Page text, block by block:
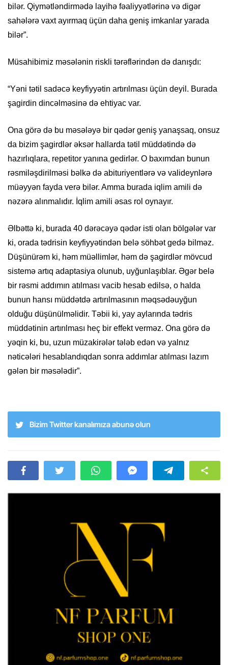
bilər. Qiymətləndirmədə layihə fəaliyyətlərinə və digər
sahələrə vaxt ayırmaq üçün daha geniş imkanlar yarada
bilər”.
Müsahibimiz məsələnin riskli tərəflərindən də danışdı:
“Yəni tətil sadəcə keyfiyyətin artırılması üçün deyil. Burada
şagirdin dincəlməsinə də ehtiyac var.
Ona görə də bu məsələyə bir qədər geniş yanaşsaq, onsuz
da bizim şagirdlər əksər hallarda tətil müddətində də
hazırlıqlara, repetitor yanına gedirlər. O baxımdan bunun
rəsmiləşdirilməsi bəlkə də abituriyentlərə və valideynlərə
müəyyən fayda verə bilər. Amma burada iqlim amili də
nəzərə alınmalıdır. İqlim amili əsas rol oynayır.
Əlbəttə ki, burada 40 dərəcəyə qədər isti olan bölgələr var
ki, orada tədrisin keyfiyyətindən belə söhbət gedə bilməz.
Düşünürəm ki, həm müəllimlər, həm də şagirdlər mövcud
sistemə artıq adaptasiya olunub, uyğunlaşıblar. Əgər belə
bir rəsmi addımın atılması vacib hesab edilsə, o halda
bunun hansı müddətdə artırılmasının məqsədəuyğun
olduğu düşünülməlidir. Təbii ki, yay aylarında tədris
müddətinin artırılması heç bir effekt verməz. Ona görə də
yəqin ki, bu, uzun müzakirələr tələb edən və yalnız
nəticələri hesablandıqdan sonra addımlar atılması lazım
gələn bir məsələdir”.
Bizim Twitter kanalımıza abunə olun